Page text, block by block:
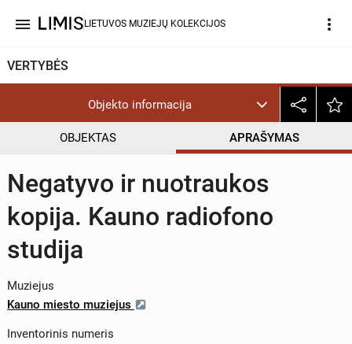
menu LIETUVOS MUZIEJŲ KOLEKCIJOS more_vert
VERTYBĖS
Objekto informacija
OBJEKTAS APRAŠYMAS
Negatyvo ir nuotraukos
kopija. Kauno radiofono
studija
Muziejus
Kauno miesto muziejus
Inventorinis numeris